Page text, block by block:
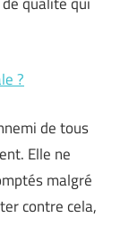
?
de tous
Elle ne
malgré
contre cela,